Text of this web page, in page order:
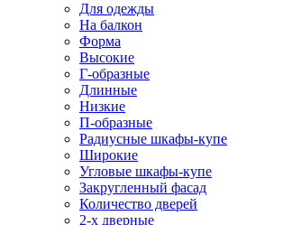
Для одежды
На балкон
Форма
Высокие
Г-образные
Длинные
Низкие
П-образные
Радиусные шкафы-купе
Широкие
Угловые шкафы-купе
Закругленный фасад
Количество дверей
2-х дверные